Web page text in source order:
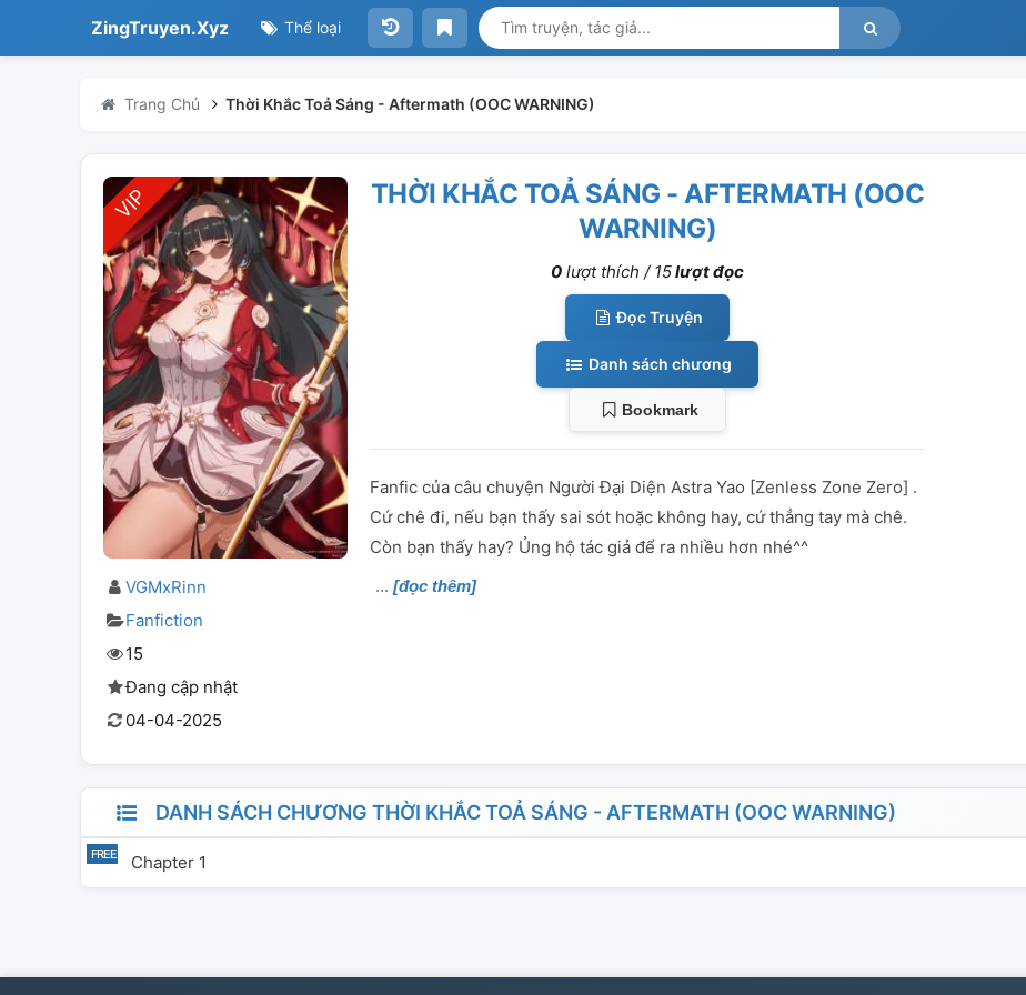
ZingTruyen.Xyz Thể loại
Trang Chủ Thời Khắc Toả Sáng - Aftermath (OOC WARNING)
VGMxRinn
Fanfiction
15
Đang cập nhật
04-04-2025
THỜI KHẮC TOẢ SÁNG - AFTERMATH (OOC
WARNING)
0 lượt thích / 15lượt đọc
Đọc Truyện
Danh sách chương
Bookmark
Fanfic của câu chuyện Người Đại Diện Astra Yao [Zenless Zone Zero] .
Cứ chê đi, nếu bạn thấy sai sót hoặc không hay, cứ thẳng tay mà chê.
Còn bạn thấy hay? Ủng hộ tác giả để ra nhiều hơn nhé^^
[đọc thêm]
DANH SÁCH CHƯƠNG THỜI KHẮC TOẢ SÁNG - AFTERMATH (OOC WARNING)
Chapter 1